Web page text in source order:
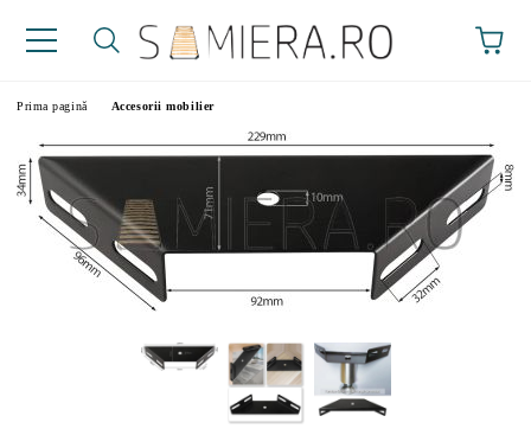
Prima pagină Accesorii mobilier